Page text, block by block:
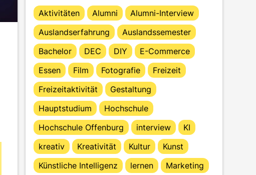
Aktivitäten Alumni
Alumni-Interview
Auslandserfahrung
Auslandssemester
Bachelor
DEC DIY
E-Commerce
Essen
Film Fotografie
Freizeit
Freizeitaktivität
Gestaltung
Hauptstudium
Hochschule
Hochschule Offenburg
interview
KI
kreativ
Kreativität Kultur
Kunst
Künstliche Intelligenz
lernen
Marketing